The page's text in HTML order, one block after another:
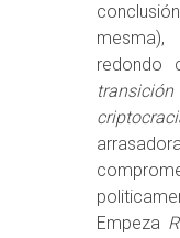
mesma),
redondo
transición
Empeza